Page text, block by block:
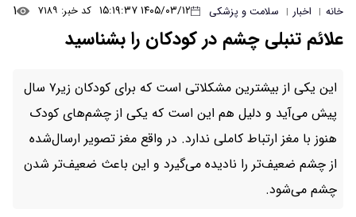
خانه | اخبار | سلامت و پزشکی ۱۴۰۵/۰۳/۱۲ ۱۵:۱۹:۳۷ کد خبر: ۷۱۸۹ ۱
علائم تنبلی چشم در کودکان را بشناسید
این یکی از بیشترین مشکلاتی‌ است که برای کودکان زیر۷ سال
پیش می‌آید و دلیل هم این است که یکی از چشم‌های کودک
هنوز با مغز ارتباط کاملی ندارد. در واقع مغز تصویر ارسال‌شده
از چشم‌ ضعیف‌تر را نادیده می‌گیرد و این باعث ضعیف‌تر شدن
چشم می‌شود.